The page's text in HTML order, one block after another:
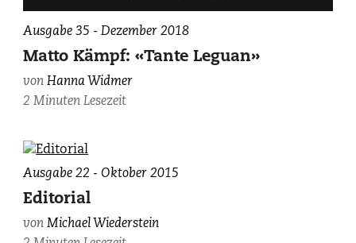
Ausgabe 35 - Dezember 2018
Matto Kämpf: «Tante Leguan»
vonHanna Widmer
2 Minuten Lesezeit
Ausgabe 22 - Oktober 2015
Editorial
vonMichael Wiederstein